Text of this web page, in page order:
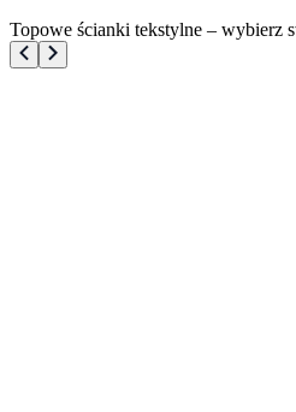
Topowe ścianki tekstylne – wybierz